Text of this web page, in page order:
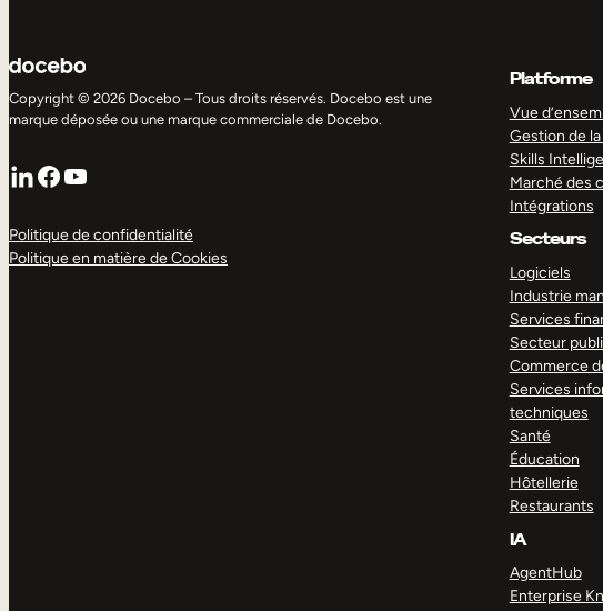
Copyright © 2026 Docebo – Tous droits réservés. Docebo est une
marque déposée ou une marque commerciale de Docebo.
LinkedIn
Facebook
YouTube
Politique de confidentialité
Politique en matière de Cookies
Platforme
Vue
Gestion de
Skills
Marché des
Intégrations
Secteurs
Logiciels
Industrie
Services
Secteur
Commerce
Services
techniques
Santé
Éducation
Hôtellerie
Restaurants
IA
AgentHub
Enterprise